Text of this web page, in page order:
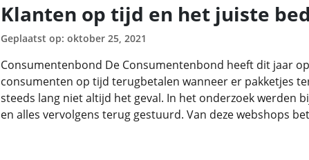
Klanten op tijd en het juiste
Geplaatst op: oktober 25, 2021
Consumentenbond De Consumentenbond heeft dit jaar
consumenten op tijd terugbetalen wanneer er pakketjes
steeds lang niet altijd het geval. In het onderzoek werden
en alles vervolgens terug gestuurd. Van deze webshops